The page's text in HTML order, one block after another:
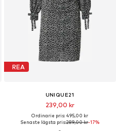
REA
UNIQUE21
239,00 kr
Ordinarie pris: 495,00 kr
Senaste lägsta pris:289,00 kr-17%